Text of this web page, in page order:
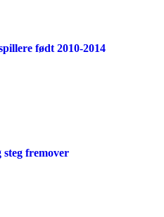
født 2010-2014
fremover